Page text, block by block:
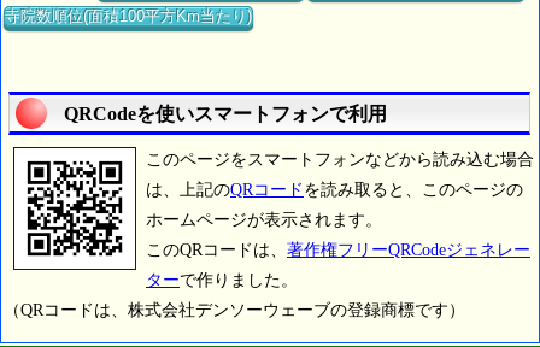
寺院数順位(面積100平方Km当たり)
QRCodeを使いスマートフォンで利用
このページをスマートフォンなどから読み込む場合
は、上記のQRコード を読み取ると、このページの
ホームページが表示されます。
このQRコードは、 著作権フリーQRCodeジェネレー
ターで作りました。
（QRコードは、株式会社デンソーウェーブの登録商標です）